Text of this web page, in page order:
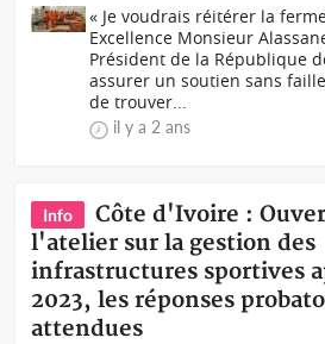
« Je voudrais réitérer la
Excellence Monsieur
Président de la République
assurer un soutien sans
de trouver...
il y a 2 ans
Info
Côte d'Ivoire :
l'atelier sur la gestion des
infrastructures sportives
2023, les réponses
attendues